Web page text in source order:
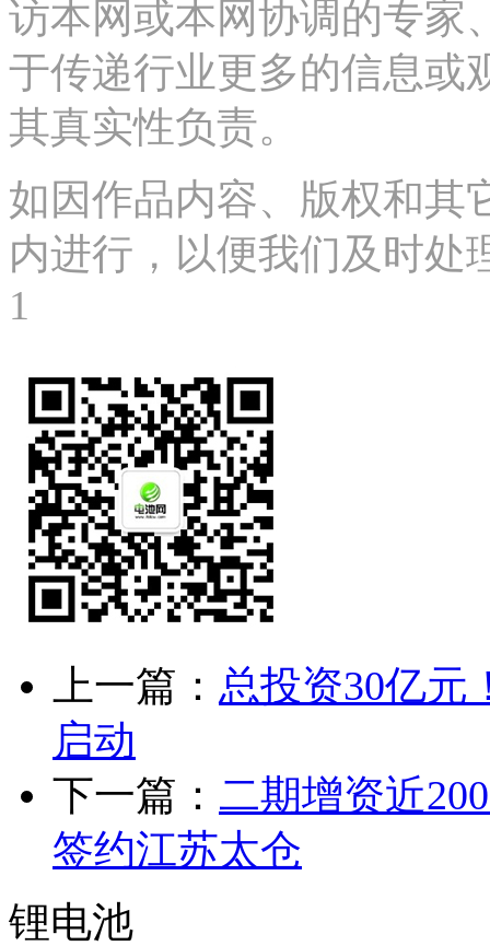
访本网或本网协调的专家
于传递行业更多的信息或
其真实性负责。
如因作品内容、版权和其
内进行，以便我们及时处
1
上一篇： 总投资30亿元
启动
下一篇： 二期增资近
签约江苏太仓
锂电池